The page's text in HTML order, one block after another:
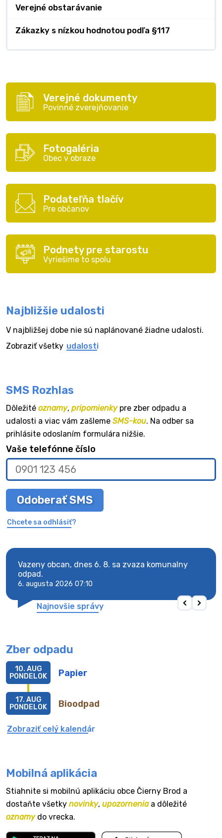
Verejné obstarávanie
Zákazky s nízkou hodnotou podľa §117
Verejné dokumenty
Povinné zverejňovanie
Fotogaléria
Obec v obraze
Podateľňa tlačív
Pre občanov
Podnety pre starostu
Vyriešime to spolu
Najbližšie udalosti
V najbližšej dobe nie sú naplánované žiadne udalosti.
Zobraziť všetky udalosti
SMS Rozhlas
Dôležité oznamy, pripomienkypre zber odpadu a
udalosti a viac vám zašleme SMS-kou. Na odber sa
prihlásite odoslaním formulára nižšie.
Vaše telefónne číslo
Odoberať SMS
Chcete sa odhlásiť?
Vazeny obcan, dnes 6. 8. sa zvaza komunalny
odpad.
6. augusta 2026 07:10
Najnovšie správy
Zber odpadu
Papier
10. AUG
PONDELOK
Bioodpad
17. AUG
PONDELOK
Zobraziť celý kalendár
Mobilná aplikácia
Stiahnite si mobilnú aplikáciu obce Čierny Brod a
dostaňte všetky novinky, upozorneniaa dôležité
oznamydo vrecka.